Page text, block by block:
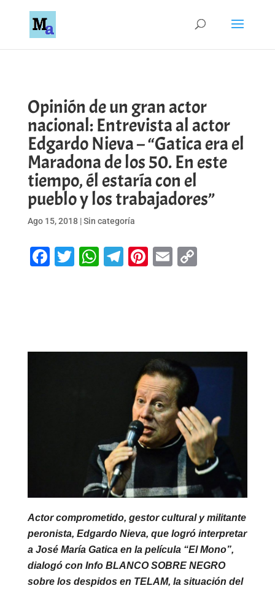
Opinión de un gran actor
nacional: Entrevista al actor
Edgardo Nieva – “Gatica era el
Maradona de los 50. En este
tiempo, él estaría con el
pueblo y los trabajadores”
Ago 15, 2018|Sin categoría
Facebook
Twitter
WhatsApp
Telegram
Pinterest
EmailCopy
Actor comprometido, gestor cultural y militante
peronista, Edgardo Nieva, que logró interpretar
a José María Gatica en la película “El Mono”,
dialogó con Info BLANCO SOBRE NEGRO
sobre los despidos en TELAM, la situación del